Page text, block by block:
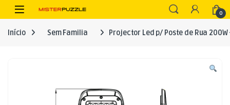
Skip to navigation
Skip to content
Open 0
Início Sem Familia Projector Led p/ Poste de Rua